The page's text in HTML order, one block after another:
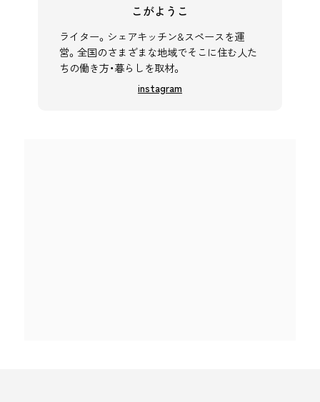
こがようこ
ライター。シェアキッチン&スペースを運
営。全国のさまざまな地域でそこに住む人た
ちの働き方・暮らしを取材。
instagram